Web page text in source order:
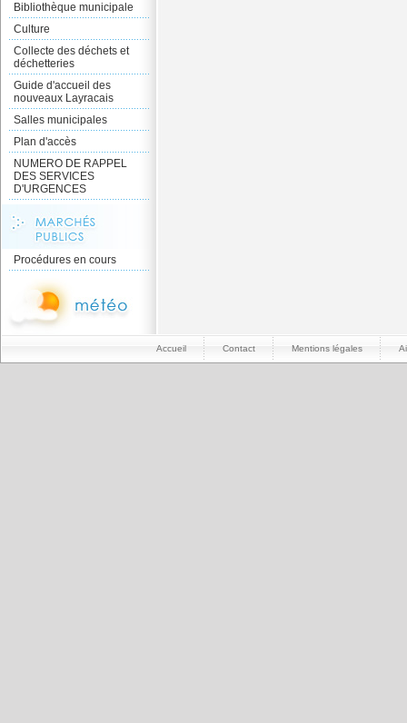
Bibliothèque municipale
Culture
Collecte des déchets et
déchetteries
Guide d'accueil des
nouveaux Layracais
Salles municipales
Plan d'accès
NUMERO DE RAPPEL
DES SERVICES
D'URGENCES
Procédures en cours
Accueil Contact Mentions légales